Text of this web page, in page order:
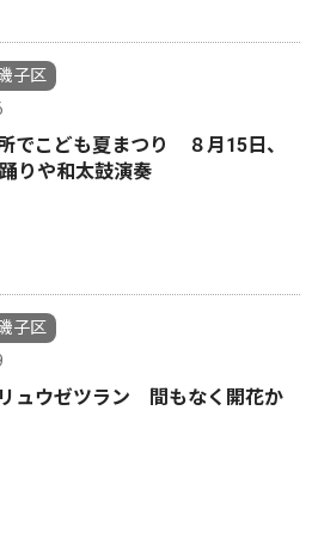
子区
でこども夏まつり ８月15日、
りや和太鼓演奏
子区
ュウゼツラン 間もなく開花か